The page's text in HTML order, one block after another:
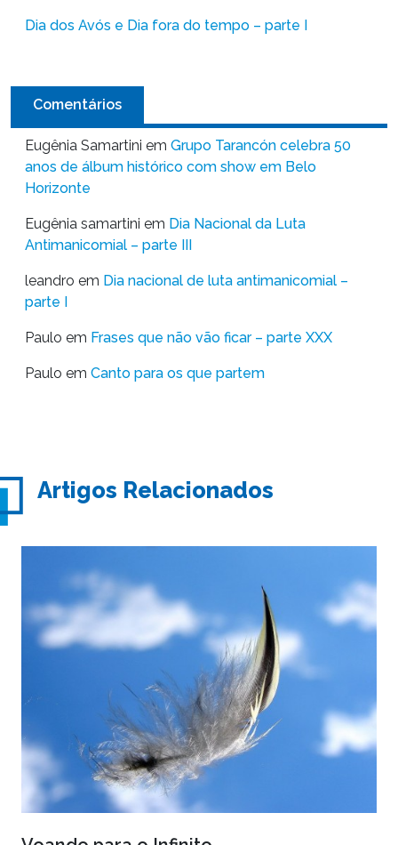
Dia dos Avós e Dia fora do tempo – parte I
Comentários
Eugênia Samartini em Grupo Tarancón celebra 50
anos de álbum histórico com show em Belo
Horizonte
Eugênia samartini em Dia Nacional da Luta
Antimanicomial – parte III
leandro em Dia nacional de luta antimanicomial –
parte I
Paulo em Frases que não vão ficar – parte XXX
Paulo em Canto para os que partem
Artigos Relacionados